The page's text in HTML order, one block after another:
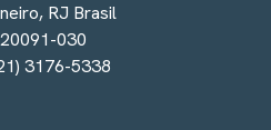
RJ Brasil
030
3176-5338